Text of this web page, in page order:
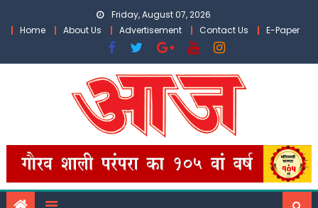
Friday, August 07, 2026
Home
About Us Advertisement Contact Us E-Paper